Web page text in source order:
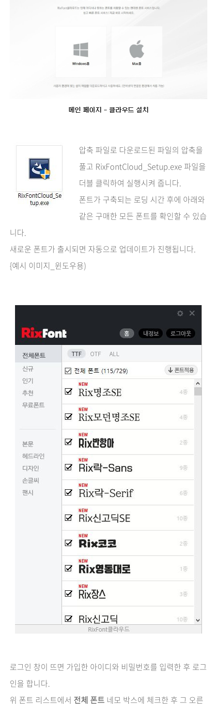
메인 페이지 - 클라우드 설치
압축 파일로 다운로드된 파일의 압축을
풀고 RixFontCloud_Setup.exe 파일을
더블 클릭하여 실행시켜 줍니다.
폰트가 구축되는 로딩 시간 후에 아래와
같은 구매한 모든 폰트를 확인할 수 있습
니다.
새로운 폰트가 출시되면 자동으로 업데이트가 진행됩니다.
{예시 이미지_윈도우용)
로그인 창이 뜨면 가입한 아이디와 비밀번호를 입력한 후 로그
인을 합니다.
위 폰트 리스트에서 전체 폰트 네모 박스에 체크한 후 그 오른